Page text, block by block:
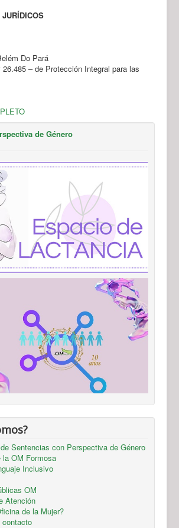
Do Pará
26.485 – de Protección Integral para las
de Género
Sentencias con Perspectiva de Género
la OM Formosa
Inclusivo
OM
Atención
de la Mujer?
contacto